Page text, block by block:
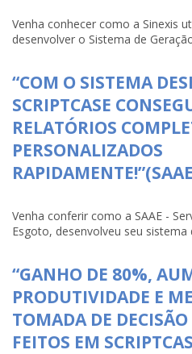
Venha conhecer como a Sinexis
desenvolver o Sistema de
“COM O SISTEMA
SCRIPTCASE
RELATÓRIOS
PERSONALIZADOS
Venha conferir como a SAAE -
Esgoto, desenvolveu seu sistema
“GANHO DE 80%,
PRODUTIVIDADE E
TOMADA DE
FEITOS EM